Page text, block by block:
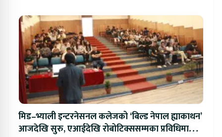
मिड–भ्याली इन्टरनेसनल कलेजको ‘बिल्ड नेपाल ह्याकाथन’
आजदेखि सुरु, एआईदेखि रोबोटिक्ससम्मका प्रविधिमा